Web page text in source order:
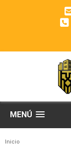
MENÚ
Inicio